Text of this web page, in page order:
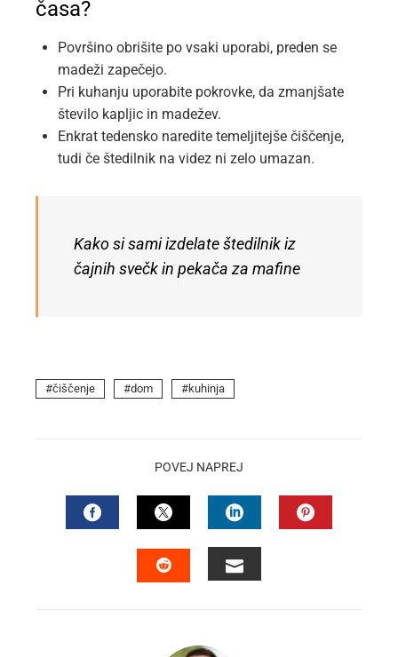
časa?
Površino obrišite po vsaki uporabi, preden se
madeži zapečejo.
Pri kuhanju uporabite pokrovke, da zmanjšate
število kapljic in madežev.
Enkrat tedensko naredite temeljitejše čiščenje,
tudi če štedilnik na videz ni zelo umazan.
Kako si sami izdelate štedilnik iz
čajnih svečk in pekača za mafine
čiščenje dom kuhinja
POVEJ NAPREJ
FACEBOOKTWITTERLINKEDIN